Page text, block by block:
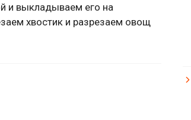
и выкладываем его на
хвостик и разрезаем овощ